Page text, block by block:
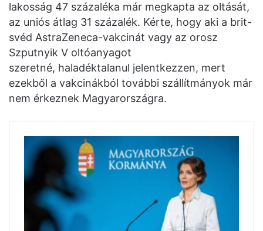
lakosság 47 százaléka már megkapta az oltását,
az uniós átlag 31 százalék. Kérte, hogy aki a brit-
svéd AstraZeneca-vakcinát vagy az orosz
Szputnyik V oltóanyagot
szeretné, haladéktalanul jelentkezzen, mert
ezekből a vakcinákból további szállítmányok már
nem érkeznek Magyarországra.